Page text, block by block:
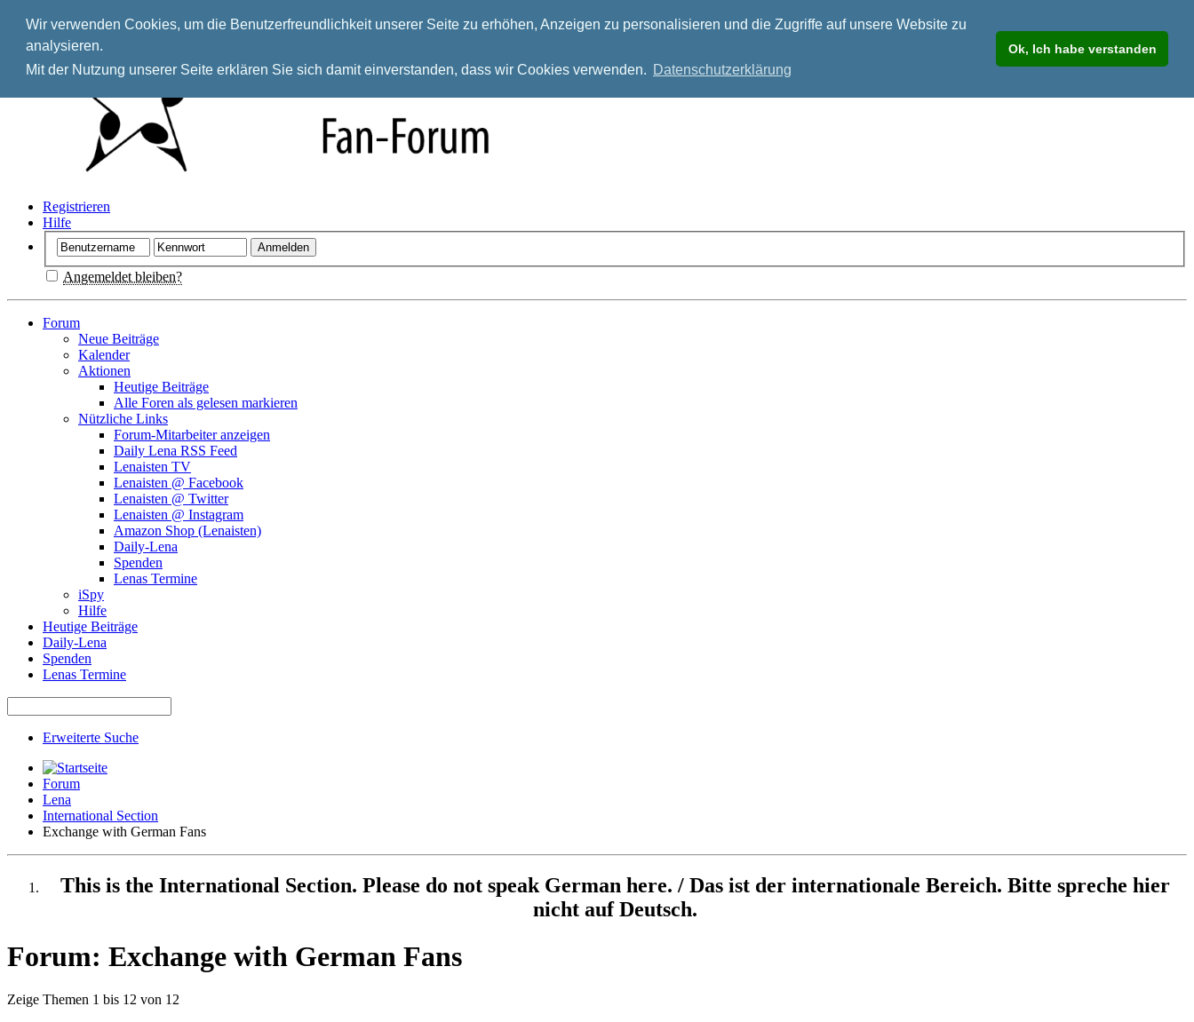
Wir verwenden Cookies, um die Benutzerfreundlichkeit unserer Seite zu erhöhen, Anzeigen zu personalisieren und die Zugriffe auf unsere Website zu
analysieren.
Mit der Nutzung unserer Seite erklären Sie sich damit einverstanden, dass wir Cookies verwenden. Datenschutzerklärung
Ok, Ich habe verstanden
Registrieren
Hilfe
Angemeldet bleiben?
Forum
Neue Beiträge
Kalender
Aktionen
Heutige Beiträge
Alle Foren als gelesen markieren
Nützliche Links
Forum-Mitarbeiter anzeigen
Daily Lena RSS Feed
Lenaisten TV
Lenaisten @ Facebook
Lenaisten @ Twitter
Lenaisten @ Instagram
Amazon Shop (Lenaisten)
Daily-Lena
Spenden
Lenas Termine
iSpy
Hilfe
Heutige Beiträge
Daily-Lena
Spenden
Lenas Termine
Erweiterte Suche
Forum
Lena
International Section
Exchange with German Fans
This is the International Section. Please do not speak German here. / Das ist der internationale Bereich. Bitte spreche hier
nicht auf Deutsch.
Forum: Exchange with German Fans
Zeige Themen 1 bis 12 von 12